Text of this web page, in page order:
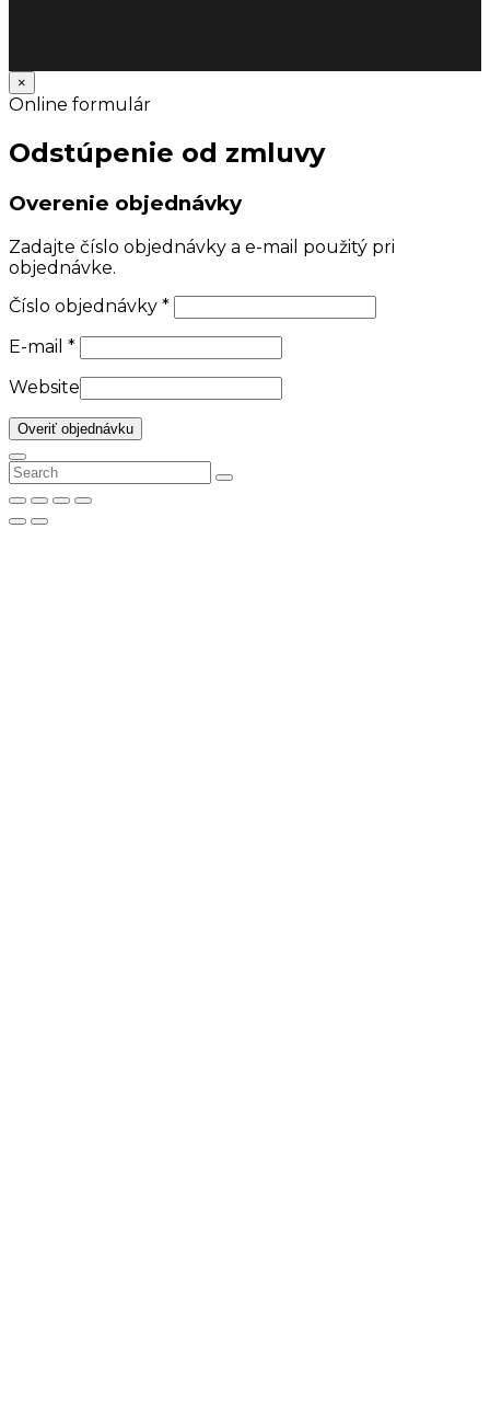
×
Online formulár
Odstúpenie od zmluvy
Overenie objednávky
Zadajte číslo objednávky a e-mail použitý pri
objednávke.
Číslo objednávky *
E-mail *
Website
Overiť objednávku